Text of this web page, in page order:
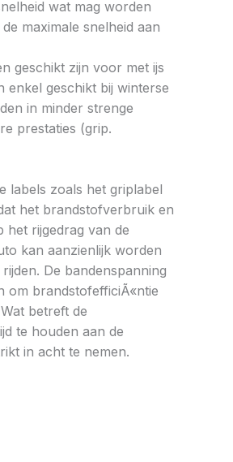
wat mag worden
maximale snelheid aan
geschikt zijn voor met ijs
enkel geschikt bij winterse
in minder strenge
prestaties (grip.
labels zoals het griplabel
het brandstofverbruik en
het rijgedrag van de
kan aanzienlijk worden
De bandenspanning
om brandstofefficiÃ«ntie
betreft de
te houden aan de
in acht te nemen.